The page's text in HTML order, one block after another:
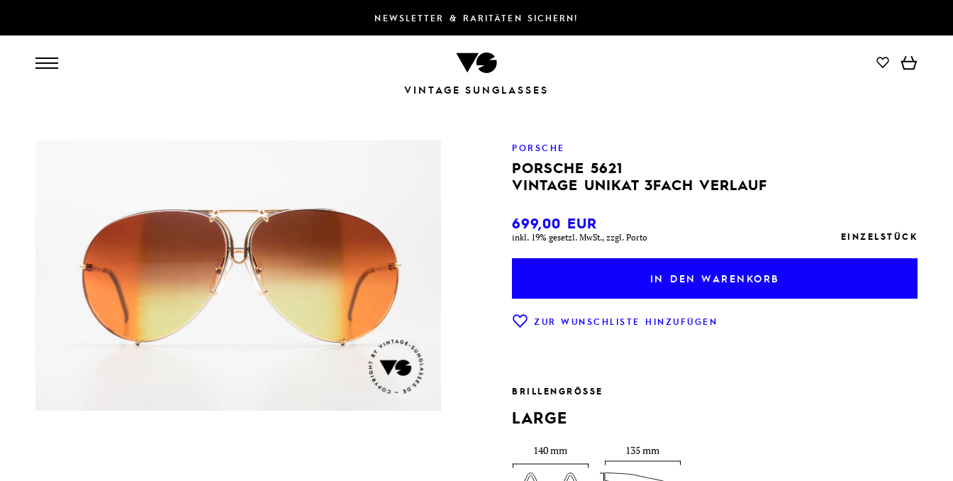
NEWSLETTER & RARITÄTEN SICHERN!
VINTAGE SUNGLASSES
699,00
PORSCHE
PORSCHE 5621
VINTAGE UNIKAT 3FACH VERLAUF
699,00 EUR
inkl. 19% gesetzl. MwSt., zzgl. Porto EINZELSTÜCK
IN DEN WARENKORB
ZUR WUNSCHLISTE HINZUFÜGEN
BRILLENGRÖSSE
LARGE
140 mm 135 mm